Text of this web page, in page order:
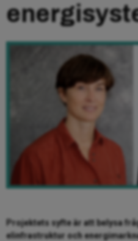
Projektets syfte är att belysa
elinfrastruktur och